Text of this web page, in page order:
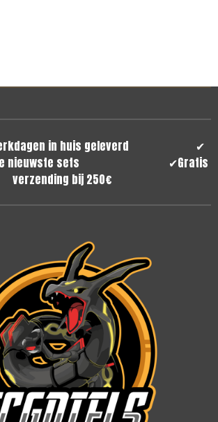
werkdagen in huis geleverd ✔
de nieuwste sets ✔Gratis
verzending bij 250€